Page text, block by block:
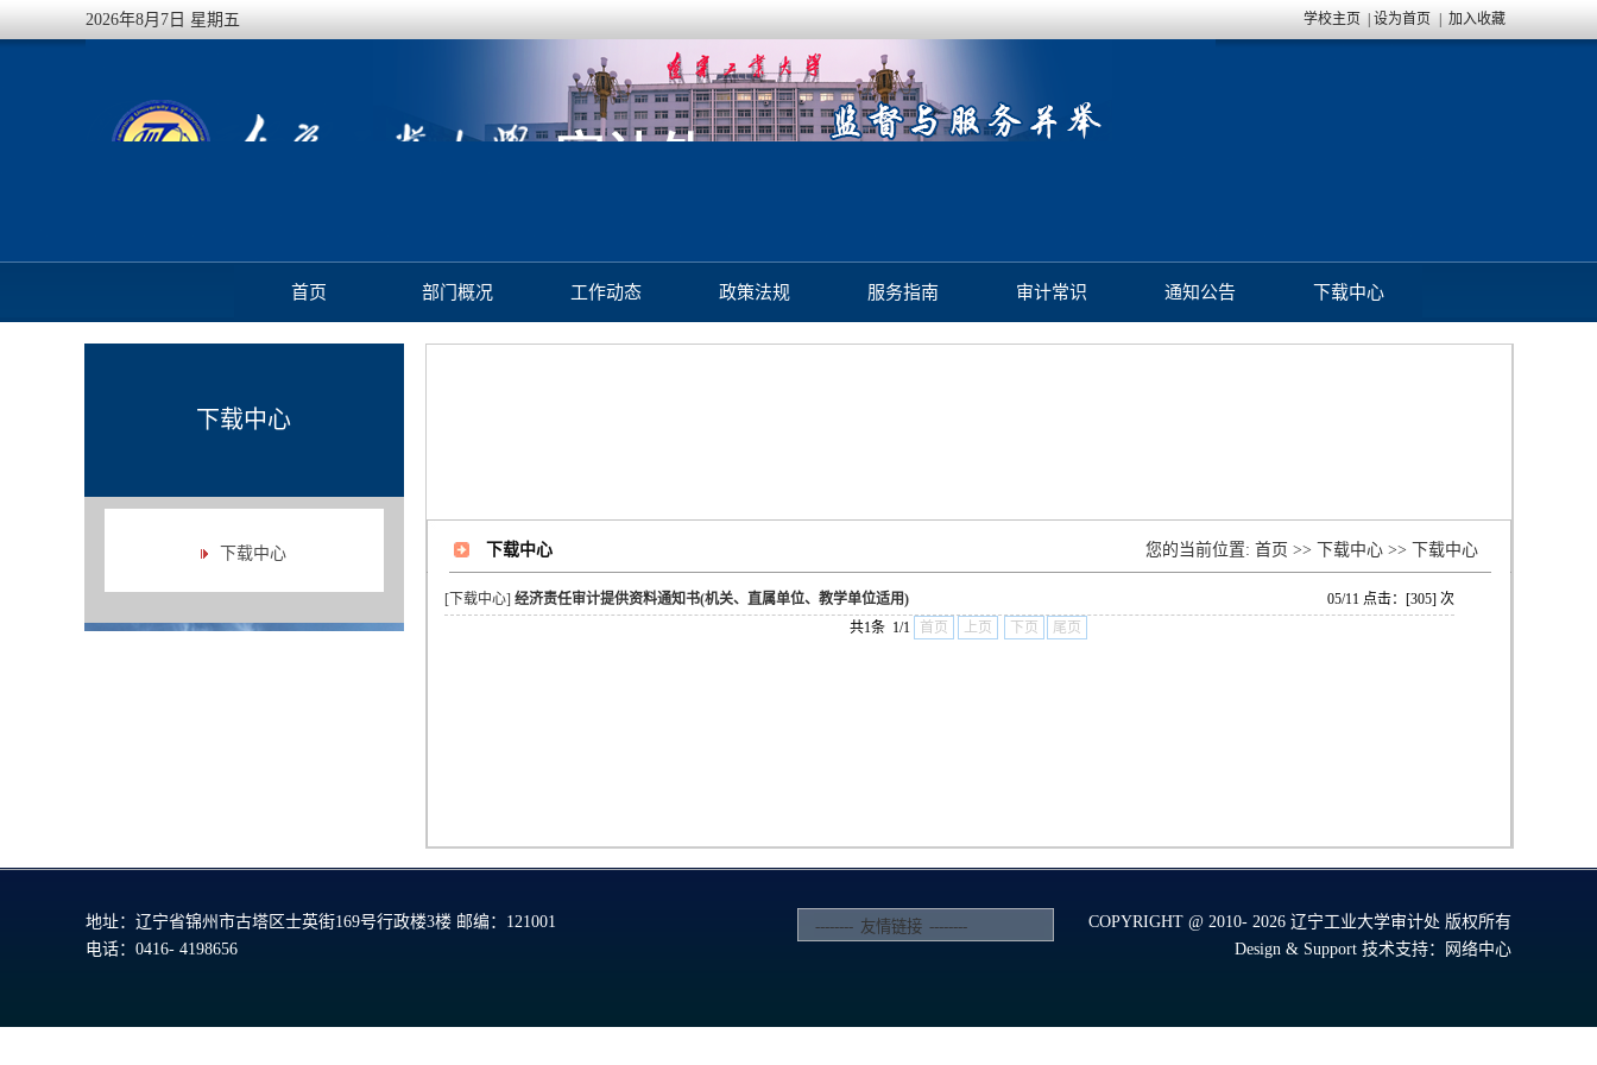
2026年8月7日 星期五 学校主页 设为首页 加入收藏
首页 部门概况 工作动态 政策法规 服务指南 审计常识 通知公告 下载中心
下载中心
下载中心 下载中心 您的当前位置: 首页 >> 下载中心>> 下载中心
[下载中心] 经济责任审计提供资料通知书(机关、直属单位、教学单位适用) 05/11 点击：[305] 次
共1条 1/1
首页 上页 下页 尾页
地址：辽宁省锦州市古塔区士英街169号行政楼3楼 邮编：121001
电话：0416- 4198656
COPYRIGHT @ 2010- 2026 辽宁工业大学审计处 版权所有
Design & Support 技术支持：网络中心